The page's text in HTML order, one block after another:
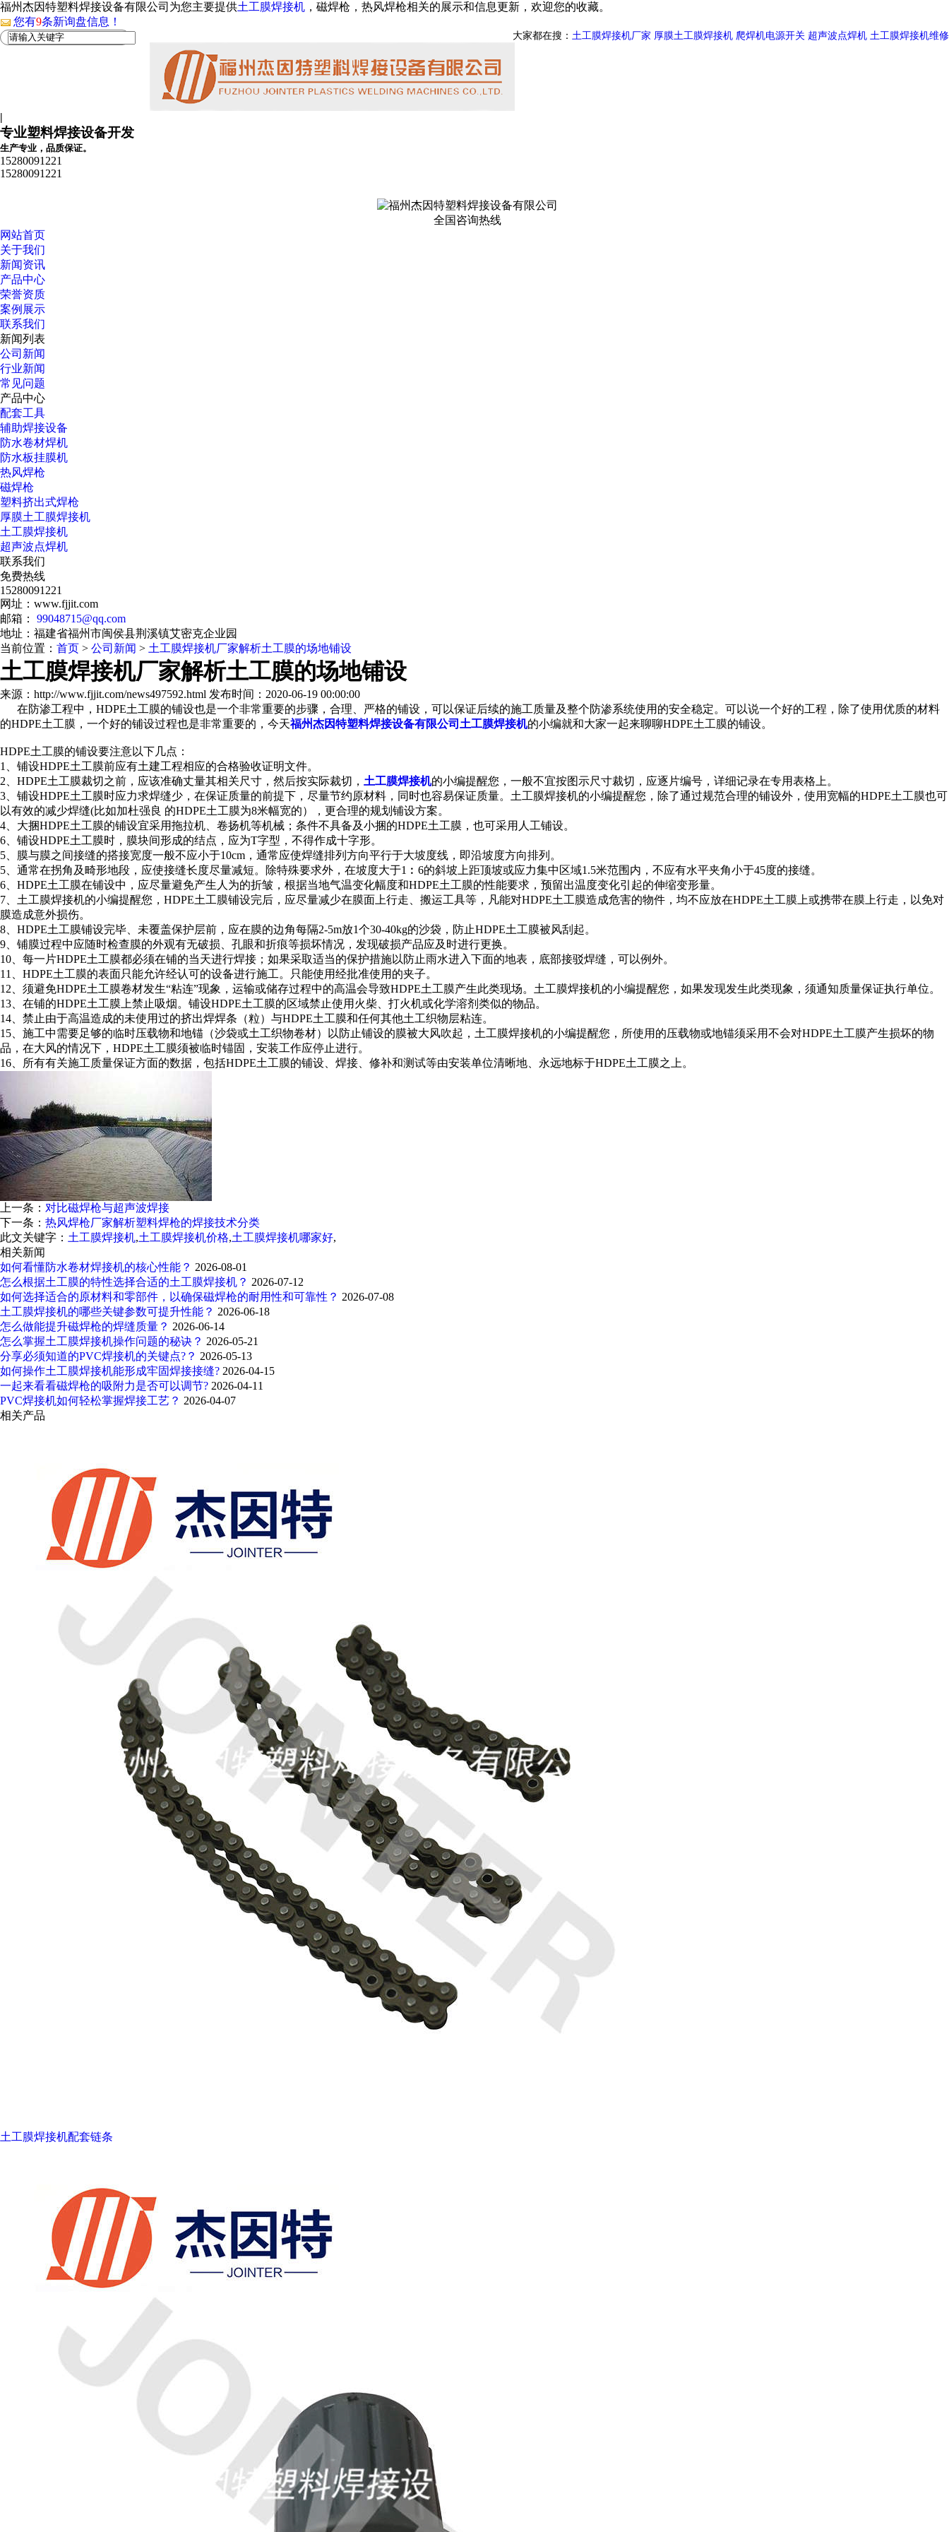
福州杰因特塑料焊接设备有限公司为您主要提供土工膜焊接机 ，磁焊枪，热风焊枪相关的展示和信息更新，欢迎您的收藏。
您有9条新询盘信息！
大家都在搜： 土工膜焊接机厂家 厚膜土工膜焊接机 爬焊机电源开关 超声波点焊机 土工膜焊接机维修
|
专业塑料焊接设备开发
生产专业，品质保证。
15280091221
15280091221
全国咨询热线
网站首页
关于我们
新闻资讯
产品中心
荣誉资质
案例展示
联系我们
新闻列表
公司新闻
行业新闻
常见问题
产品中心
配套工具
辅助焊接设备
防水卷材焊机
防水板挂膜机
热风焊枪
磁焊枪
塑料挤出式焊枪
厚膜土工膜焊接机
土工膜焊接机
超声波点焊机
联系我们
免费热线
15280091221
网址：www.fjjit.com
邮箱： 99048715@qq.com
地址：福建省福州市闽侯县荆溪镇艾密克企业园
当前位置： 首页 > 公司新闻 > 土工膜焊接机厂家解析土工膜的场地铺设
土工膜焊接机厂家解析土工膜的场地铺设
来源：http://www.fjjit.com/news497592.html 发布时间：2020-06-19 00:00:00
在防渗工程中，HDPE土工膜的铺设也是一个非常重要的步骤，合理、严格的铺设，可以保证后续的施工质量及整个防渗系统使用的安全稳定。可以说一个好的工程，除了使用优质的材料
的HDPE土工膜，一个好的铺设过程也是非常重要的，今天福州杰因特塑料焊接设备有限公司 土工膜焊接机的小编就和大家一起来聊聊HDPE土工膜的铺设。
HDPE土工膜的铺设要注意以下几点：
1、铺设HDPE土工膜前应有土建工程相应的合格验收证明文件。
2、HDPE土工膜裁切之前，应该准确丈量其相关尺寸，然后按实际裁切， 土工膜焊接机的小编提醒您， 一般不宜按图示尺寸裁切，应逐片编号，详细记录在专用表格上。
3、铺设HDPE土工膜时应力求焊缝少，在保证质量的前提下，尽量节约原材料，同时也容易保证质量。 土工膜焊接机的小编提醒您， 除了通过规范合理的铺设外，使用宽幅的HDPE土工膜也可
以有效的减少焊缝(比如加杜强良 的HDPE土工膜为8米幅宽的），更合理的规划铺设方案。
4、大捆HDPE土工膜的铺设宜采用拖拉机、卷扬机等机械；条件不具备及小捆的HDPE土工膜，也可采用人工铺设。
6、铺设HDPE土工膜时，膜块间形成的结点，应为T字型，不得作成十字形。
5、膜与膜之间接缝的搭接宽度一般不应小于10cm，通常应使焊缝排列方向平行于大坡度线，即沿坡度方向排列。
5、通常在拐角及畸形地段，应使接缝长度尽量减短。除特殊要求外，在坡度大于1︰6的斜坡上距顶坡或应力集中区域1.5米范围内，不应有水平夹角小于45度的接缝。
6、HDPE土工膜在铺设中，应尽量避免产生人为的折皱，根据当地气温变化幅度和HDPE土工膜的性能要求，预留出温度变化引起的伸缩变形量。
7、 土工膜焊接机的小编提醒您， HDPE土工膜铺设完后，应尽量减少在膜面上行走、搬运工具等，凡能对HDPE土工膜造成危害的物件，均不应放在HDPE土工膜上或携带在膜上行走，以免对
膜造成意外损伤。
8、HDPE土工膜铺设完毕、未覆盖保护层前，应在膜的边角每隔2-5m放1个30-40kg的沙袋，防止HDPE土工膜被风刮起。
9、铺膜过程中应随时检查膜的外观有无破损、孔眼和折痕等损坏情况，发现破损产品应及时进行更换。
10、每一片HDPE土工膜都必须在铺的当天进行焊接；如果采取适当的保护措施以防止雨水进入下面的地表，底部接驳焊缝，可以例外。
11、HDPE土工膜的表面只能允许经认可的设备进行施工。只能使用经批准使用的夹子。
12、须避免HDPE土工膜卷材发生“粘连”现象，运输或储存过程中的高温会导致HDPE土工膜产生此类现场。 土工膜焊接机的小编提醒您， 如果发现发生此类现象，须通知质量保证执行单位。
13、在铺的HDPE土工膜上禁止吸烟。铺设HDPE土工膜的区域禁止使用火柴、打火机或化学溶剂类似的物品。
14、禁止由于高温造成的未使用过的挤出焊焊条（粒）与HDPE土工膜和任何其他土工织物层粘连。
15、施工中需要足够的临时压载物和地锚（沙袋或土工织物卷材）以防止铺设的膜被大风吹起， 土工膜焊接机的小编提醒您， 所使用的压载物或地锚须采用不会对HDPE土工膜产生损坏的物
品，在大风的情况下，HDPE土工膜须被临时锚固，安装工作应停止进行。
16、所有有关施工质量保证方面的数据，包括HDPE土工膜的铺设、焊接、修补和测试等由安装单位清晰地、永远地标于HDPE土工膜之上。
上一条： 对比磁焊枪与超声波焊接
下一条： 热风焊枪厂家解析塑料焊枪的焊接技术分类
此文关键字： 土工膜焊接机,土工膜焊接机价格,土工膜焊接机哪家好,
相关新闻
如何看懂防水卷材焊接机的核心性能？ 2026-08-01
怎么根据土工膜的特性选择合适的土工膜焊接机？ 2026-07-12
如何选择适合的原材料和零部件，以确保磁焊枪的耐用性和可靠性？ 2026-07-08
土工膜焊接机的哪些关键参数可提升性能？ 2026-06-18
怎么做能提升磁焊枪的焊缝质量？ 2026-06-14
怎么掌握土工膜焊接机操作问题的秘诀？ 2026-05-21
分享必须知道的PVC焊接机的关键点?？ 2026-05-13
如何操作土工膜焊接机能形成牢固焊接接缝? 2026-04-15
一起来看看磁焊枪的吸附力是否可以调节? 2026-04-11
PVC焊接机如何轻松掌握焊接工艺？ 2026-04-07
相关产品
土工膜焊接机配套链条